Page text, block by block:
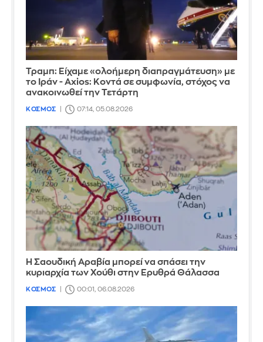
Τραμπ: Είχαμε «ολοήμερη διαπραγμάτευση» με
το Ιράν - Axios: Κοντά σε συμφωνία, στόχος να
ανακοινωθεί την Τετάρτη
ΚΟΣΜΟΣ 07:14, 05.08.2026
Η Σαουδική Αραβία μπορεί να σπάσει την
κυριαρχία των Χούθι στην Ερυθρά Θάλασσα
ΚΟΣΜΟΣ 00:01, 06.08.2026